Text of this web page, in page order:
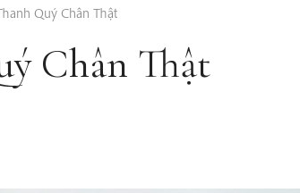
Quý Chân Thật
Chân Thật